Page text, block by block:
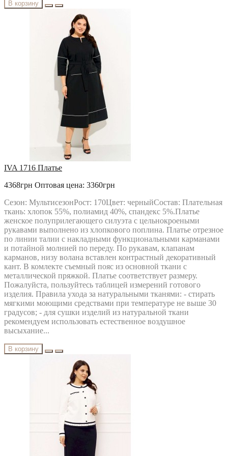
В корзину
IVA 1716 Платье
4368грн Оптовая цена: 3360грн
Сезон: МультисезонРост: 170Цвет: черныйСостав: Плательная
ткань: хлопок 55%, полиамид 40%, спандекс 5%.Платье
женское полуприлегающего силуэта с цельнокроеными
рукавами выполнено из хлопкового поплина. Платье отрезное
по линии талии с накладными функциональными карманами
и потайной молнией по переду. По рукавам, клапанам
карманов, низу волана вставлен контрастный декоративный
кант. В комлекте съемный пояс из основной ткани с
металлической пряжкой. Платье соответствует размеру.
Пожалуйста, пользуйтесь таблицей измерений готового
изделия. Правила ухода за натуральными тканями: - стирать
мягкими моющими средствами при температуре не выше 30
градусов; - для сушки изделий из натуральной ткани
рекомендуем использовать естественное воздушное
высыхание...
В корзину